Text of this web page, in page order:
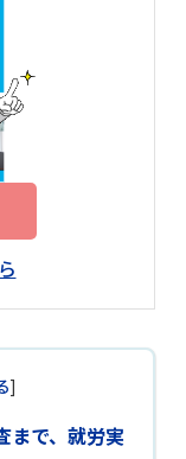
]
まで、就労実